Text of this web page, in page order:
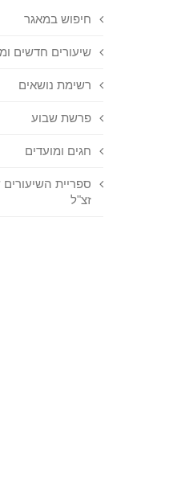
חיפוש במאגר
שיעורים חדשים
רשימת נושאים
פרשת שבוע
חגים ומועדים
ספריית השיעורים
זצ"ל